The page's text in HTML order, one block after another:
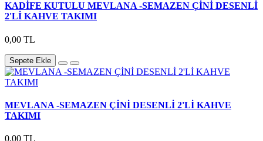
KADİFE KUTULU MEVLANA -SEMAZEN ÇİNİ DESENLİ
2'Lİ KAHVE TAKIMI
0,00 TL
Sepete Ekle
MEVLANA -SEMAZEN ÇİNİ DESENLİ 2'Lİ KAHVE
TAKIMI
0,00 TL